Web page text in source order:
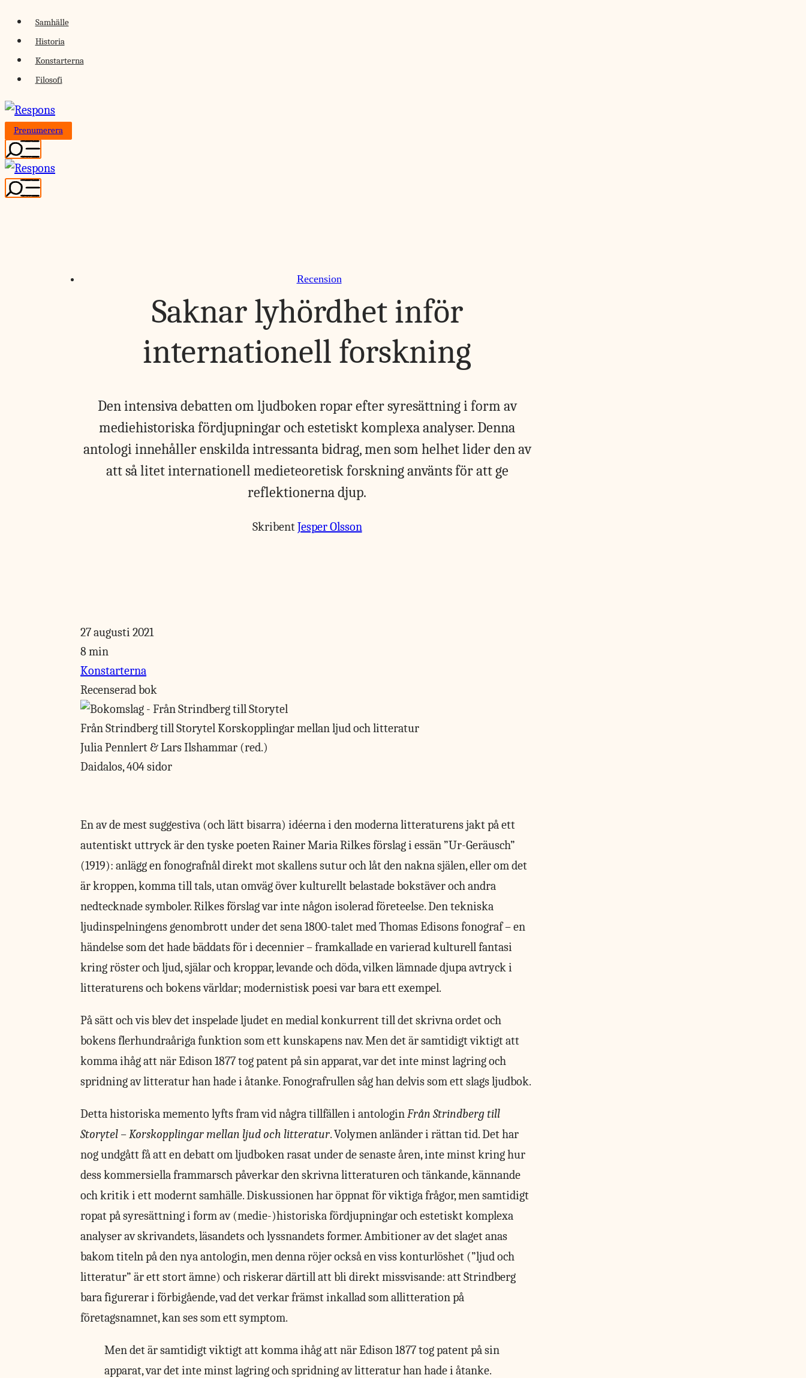
Skip
content
Samhälle
Historia
Konstarterna
Filosofi
Prenumerera
Recension
Saknar lyhördhet inför
internationell forskning
Den intensiva debatten om ljudboken ropar efter syresättning i form av
mediehistoriska fördjupningar och estetiskt komplexa analyser. Denna
antologi innehåller enskilda intressanta bidrag, men som helhet lider den av
att så litet internationell medieteoretisk forskning använts för att ge
reflektionerna djup.
SkribentJesper Olsson
27 augusti 2021
8 min
Konstarterna
Recenserad bok
Från Strindberg till Storytel Korskopplingar mellan ljud och litteratur
Julia Pennlert & Lars Ilshammar (red.)
Daidalos, 404 sidor
En av demest suggestiva (och lätt bisarra) idéerna i den moderna litteraturens jakt på ett
autentiskt uttryck är den tyske poeten Rainer Maria Rilkes förslag i essän ”Ur-Geräusch”
(1919): anlägg en fonografnål direkt mot skallens sutur och låt den nakna själen, eller om det
är kroppen, komma till tals, utan omväg över kulturellt belastade bokstäver och andra
nedtecknade symboler. Rilkes förslag var inte någon isolerad företeelse. Den tekniska
ljudinspelningens genombrott under det sena 1800-talet med Thomas Edisons fonograf – en
händelse som det hade bäddats för i decennier – framkallade en varierad kulturell fantasi
kring röster och ljud, själar och kroppar, levande och döda, vilken lämnade djupa avtryck i
litteraturens och bokens världar; modernistisk poesi var bara ett exempel.
På sätt och vis blev det inspelade ljudet en medial konkurrent till det skrivna ordet och
bokens flerhundraåriga funktion som ett kunskapens nav. Men det är samtidigt viktigt att
komma ihåg att när Edison 1877 tog patent på sin apparat, var det inte minst lagring och
spridning av litteratur han hade i åtanke. Fonografrullen såg han delvis som ett slags ljudbok.
Detta historiska memento lyfts fram vid några tillfällen i antologin Från Strindberg till
Storytel – Korskopplingar mellan ljud och litteratur. Volymen anländer i rättan tid. Det har
nog undgått få att en debatt om ljudboken rasat under de senaste åren, inte minst kring hur
dess kommersiella frammarsch påverkar den skrivna litteraturen och tänkande, kännande
och kritik i ett modernt samhälle. Diskussionen har öppnat för viktiga frågor, men samtidigt
ropat på syresättning i form av (medie-)historiska fördjupningar och estetiskt komplexa
analyser av skrivandets, läsandets och lyssnandets former. Ambitioner av det slaget anas
bakom titeln på den nya antologin, men denna röjer också en viss konturlöshet (”ljud och
litteratur” är ett stort ämne) och riskerar därtill att bli direkt missvisande: att Strindberg
bara figurerar i förbigående, vad det verkar främst inkallad som allitteration på
företagsnamnet, kan ses som ett symptom.
Men det är samtidigt viktigt att komma ihåg att när Edison 1877 tog patent på sin
apparat, var det inte minst lagring och spridning av litteratur han hade i åtanke.